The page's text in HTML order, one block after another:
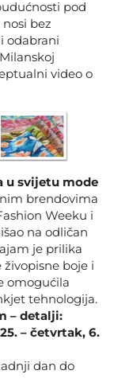
pod
bez
odabrani
video o
u svijetu mode
brendovima
Weeku i
na odličan
je prilika
boje i
omogućila
tehnologija.
– detalji:
– četvrtak, 6.
dan do